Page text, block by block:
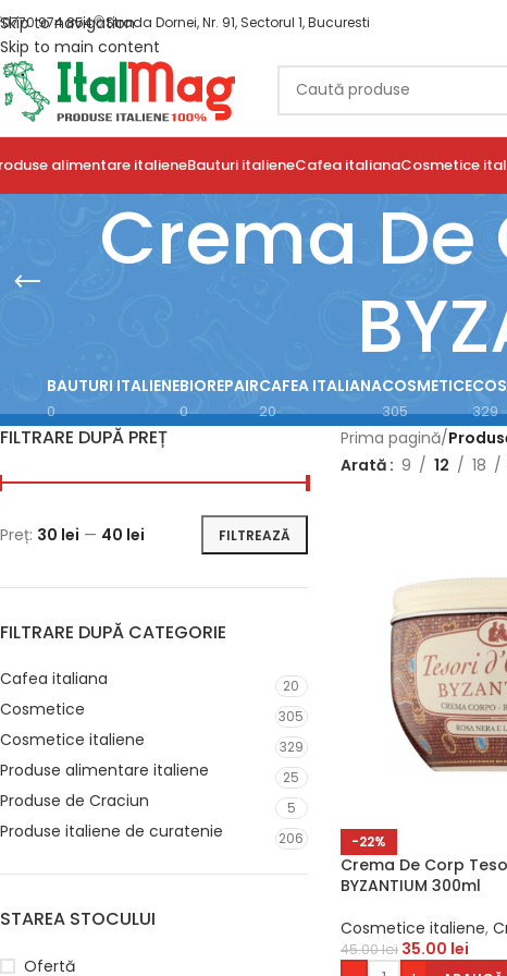
Skip to navigation
Skip to main content
0770 974 854 Strada Dornei, Nr. 91, Sectorul 1, Bucuresti
alimentare italieneBauturi italieneCafea italianaCosmetice
Crema De
BAUTURI ITALIENE
0
BIOREPAIR
0
CAFEA ITALIANA
20
COSMETICE
305 329
FILTRARE DUPĂ PREȚ
FILTREAZĂ
Preț: 30 lei — 40 lei
FILTRARE DUPĂ CATEGORIE
Cafea italiana 20
Cosmetice 305
Cosmetice italiene 329
Produse alimentare italiene 25
Produse de Craciun 5
Produse italiene de curatenie 206
STAREA STOCULUI
Ofertă
Prima pagină/
Arată
9 12 18
-22%
Crema De Corp
BYZANTIUM 300ml
Cosmetice italiene,
45.00lei 35.00 lei